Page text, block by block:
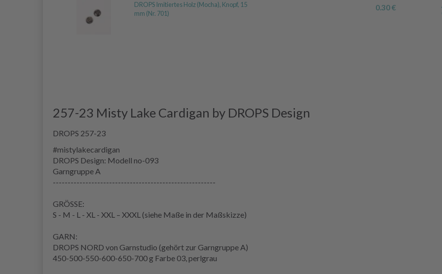
DROPS Imitiertes Holz (Mocha), Knopf, 15
mm (Nr. 701)
0.30 €
257-23 Misty Lake Cardigan by DROPS Design
DROPS 257-23
#mistylakecardigan
DROPS Design: Modell no-093
Garngruppe A
-------------------------------------------------------
GRÖSSE:
S - M - L - XL - XXL – XXXL (siehe Maße in der Maßskizze)
GARN:
DROPS NORD von Garnstudio (gehört zur Garngruppe A)
450-500-550-600-650-700 g Farbe 03, perlgrau